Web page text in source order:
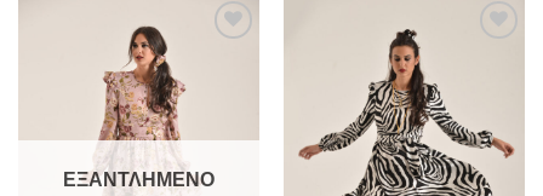
ΕΞΑΝΤΛΗΜΈΝΟ